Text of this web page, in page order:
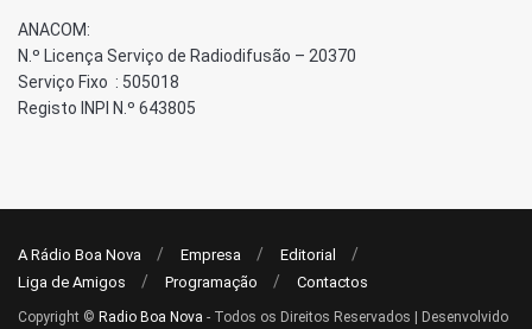
ANACOM:
N.º Licença Serviço de Radiodifusão – 20370
Serviço Fixo : 505018
Registo INPI N.º 643805
A Rádio Boa Nova Empresa
Editorial
Liga de Amigos
Programação Contactos
Copyright © Radio Boa Nova - Todos os Direitos Reservados | Desenvolvido